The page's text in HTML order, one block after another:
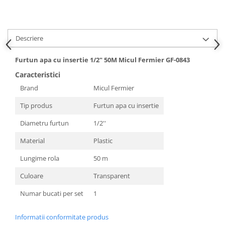
Hota tavan
Hote cupolare
Hote decorative
Hote incorporabile
Hote insula
Hote telescopice
Masini de Spalat Rufe & Uscatoare
Accesorii masini de spalat &
uscatoare
Masini de spalat rufe cu uscator
Masini de spalat rufe verticale
Masini de spalat vase
Descriere
Furtun apa cu insertie 1/2" 50M Micul Fermier GF-0843
Caracteristici
Brand
Micul Fermier
Tip produs
Furtun apa cu insertie
Diametru furtun
1/2''
Material
Plastic
Lungime rola
50 m
Culoare
Transparent
Numar bucati per set
1
Informatii conformitate produs